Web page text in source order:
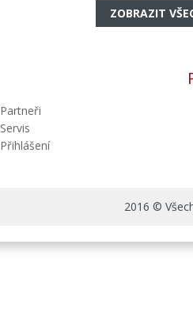
ZOBRAZIT
Partneři
Servis
Přihlášení
2016 ©